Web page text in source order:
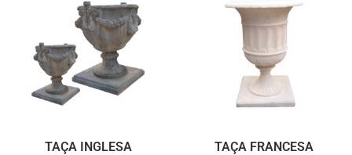
TAÇA INGLESA TAÇA FRANCESA